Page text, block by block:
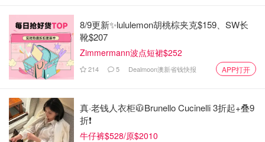
8/9更新✨lululemon胡桃棕夹克$159、SW长
靴$207
Zimmermann波点短裙$252
214 5 Dealmoon澳新省钱快报 APP打开
真·老钱人衣柜🧥Brunello Cucinelli 3折起+叠9
折❗️
牛仔裤$528/原$2010